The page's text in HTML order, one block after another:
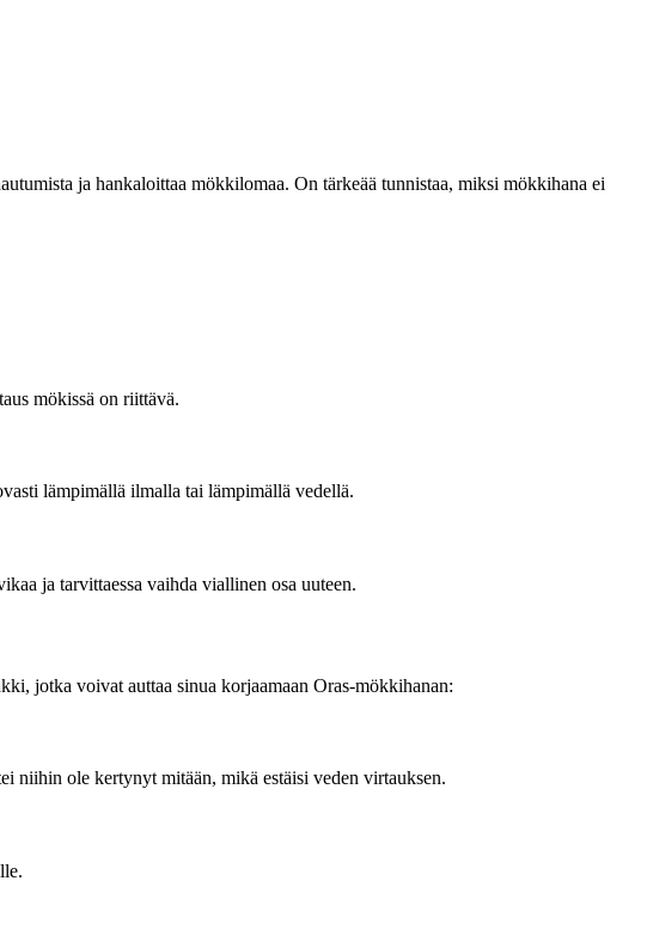
ja hankaloittaa mökkilomaa. On tärkeää tunnistaa, miksi mökkihana ei
mökissä on riittävä.
lämpimällä ilmalla tai lämpimällä vedellä.
ja tarvittaessa vaihda viallinen osa uuteen.
jotka voivat auttaa sinua korjaamaan Oras-mökkihanan:
niihin ole kertynyt mitään, mikä estäisi veden virtauksen.